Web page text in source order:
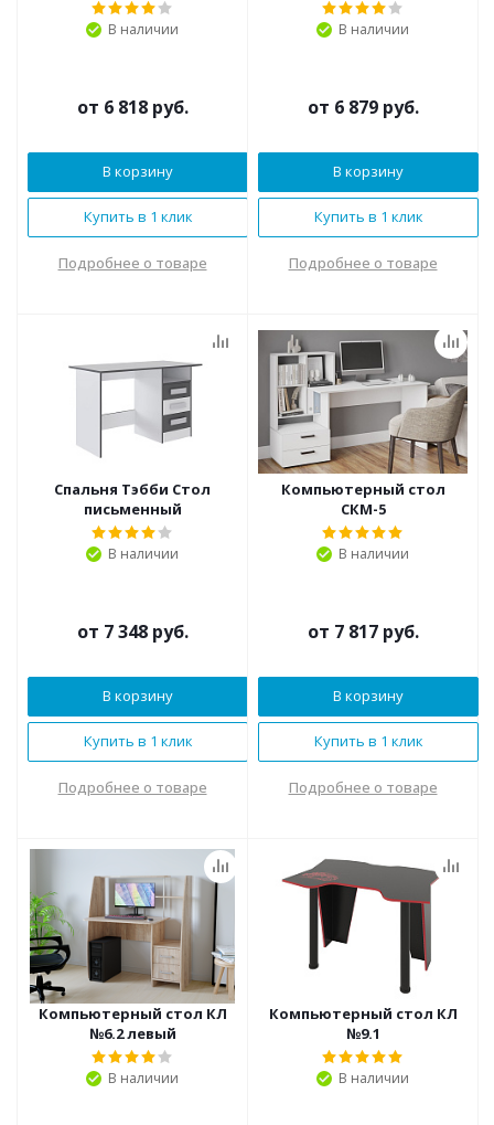
В наличии
от 6 818 руб.
В корзину
Купить в 1 клик
Подробнее о товаре
В наличии
от 6 879 руб.
В корзину
Купить в 1 клик
Подробнее о товаре
Спальня Тэбби Стол
письменный
В наличии
от 7 348 руб.
В корзину
Купить в 1 клик
Подробнее о товаре
Компьютерный стол
СКМ-5
В наличии
от 7 817 руб.
В корзину
Купить в 1 клик
Подробнее о товаре
Компьютерный стол КЛ
№6.2 левый
В наличии
Компьютерный стол КЛ
№9.1
В наличии